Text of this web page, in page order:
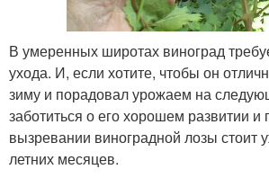
В умеренных широтах виноград
ухода. И, если хотите, чтобы он
зиму и порадовал урожаем на
заботиться о его хорошем развитии
вызревании виноградной лозы стоит
летних месяцев.